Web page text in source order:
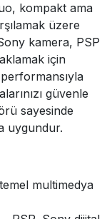
kompakt ama
üzere
kamera, PSP
için
performansıyla
güvenle
sayesinde
uygundur.
multimedya